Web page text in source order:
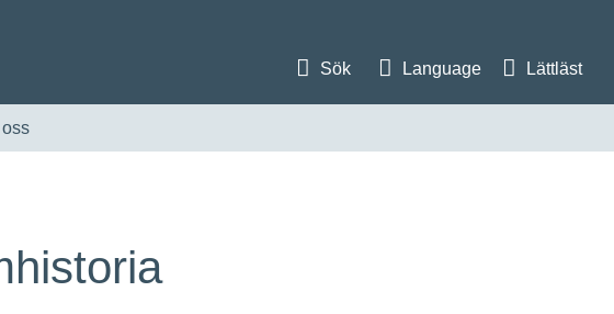
Sök Language Lättläst